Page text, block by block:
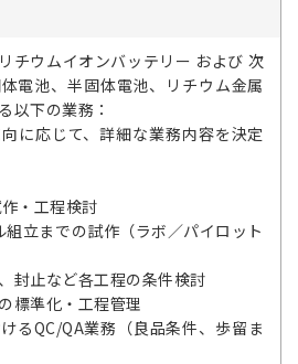
チウムイオンバッテリー および 次
電池、半固体電池、リチウム金属
以下の業務：
に応じて、詳細な業務内容を決定
・工程検討
立までの試作（ラボ／パイロット
封止など各工程の条件検討
標準化・工程管理
るQC/QA業務（良品条件、歩留ま